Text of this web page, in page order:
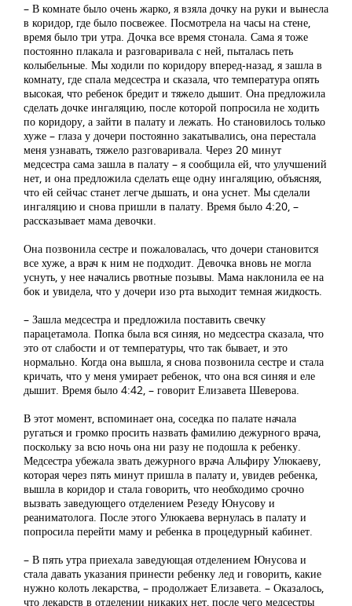
– В комнате было очень жарко, я взяла дочку на руки и вынесла
в коридор, где было посвежее. Посмотрела на часы на стене,
время было три утра. Дочка все время стонала. Сама я тоже
постоянно плакала и разговаривала с ней, пыталась петь
колыбельные. Мы ходили по коридору вперед-назад, я зашла в
комнату, где спала медсестра и сказала, что температура опять
высокая, что ребенок бредит и тяжело дышит. Она предложила
сделать дочке ингаляцию, после которой попросила не ходить
по коридору, а зайти в палату и лежать. Но становилось только
хуже – глаза у дочери постоянно закатывались, она перестала
меня узнавать, тяжело разговаривала. Через 20 минут
медсестра сама зашла в палату – я сообщила ей, что улучшений
нет, и она предложила сделать еще одну ингаляцию, объясняя,
что ей сейчас станет легче дышать, и она уснет. Мы сделали
ингаляцию и снова пришли в палату. Время было 4:20, –
рассказывает мама девочки.
Она позвонила сестре и пожаловалась, что дочери становится
все хуже, а врач к ним не подходит. Девочка вновь не могла
уснуть, у нее начались рвотные позывы. Мама наклонила ее на
бок и увидела, что у дочери изо рта выходит темная жидкость.
– Зашла медсестра и предложила поставить свечку
парацетамола. Попка была вся синяя, но медсестра сказала, что
это от слабости и от температуры, что так бывает, и это
нормально. Когда она вышла, я снова позвонила сестре и стала
кричать, что у меня умирает ребенок, что она вся синяя и еле
дышит. Время было 4:42, – говорит Елизавета Шеверова.
В этот момент, вспоминает она, соседка по палате начала
ругаться и громко просить назвать фамилию дежурного врача,
поскольку за всю ночь она ни разу не подошла к ребенку.
Медсестра убежала звать дежурного врача Альфиру Улюкаеву,
которая через пять минут пришла в палату и, увидев ребенка,
вышла в коридор и стала говорить, что необходимо срочно
вызвать заведующего отделением Резеду Юнусову и
реаниматолога. После этого Улюкаева вернулась в палату и
попросила перейти маму и ребенка в процедурный кабинет.
– В пять утра приехала заведующая отделением Юнусова и
стала давать указания принести ребенку лед и говорить, какие
нужно колоть лекарства, – продолжает Елизавета. – Оказалось,
что лекарств в отделении никаких нет, после чего медсестры